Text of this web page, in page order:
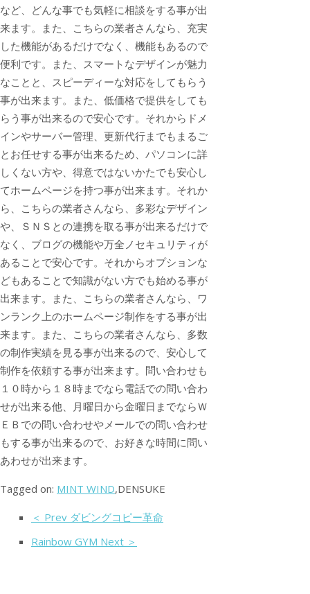
など、どんな事でも気軽に相談をする事が出
来ます。また、こちらの業者さんなら、充実
した機能があるだけでなく、機能もあるので
便利です。また、スマートなデザインが魅力
なことと、スピーディーな対応をしてもらう
事が出来ます。また、低価格で提供をしても
らう事が出来るので安心です。それからドメ
インやサーバー管理、更新代行までもまるご
とお任せする事が出来るため、パソコンに詳
しくない方や、得意ではないかたでも安心し
てホームページを持つ事が出来ます。それか
ら、こちらの業者さんなら、多彩なデザイン
や、ＳＮＳとの連携を取る事が出来るだけで
なく、ブログの機能や万全ノセキュリティが
あることで安心です。それからオプションな
どもあることで知識がない方でも始める事が
出来ます。また、こちらの業者さんなら、ワ
ンランク上のホームページ制作をする事が出
来ます。また、こちらの業者さんなら、多数
の制作実績を見る事が出来るので、安心して
制作を依頼する事が出来ます。問い合わせも
１０時から１８時までなら電話での問い合わ
せが出来る他、月曜日から金曜日までならＷ
ＥＢでの問い合わせやメールでの問い合わせ
もする事が出来るので、お好きな時間に問い
あわせが出来ます。
Tagged on: MINT WIND,DENSUKE
＜ Prev ダビングコピー革命
Rainbow GYM Next ＞